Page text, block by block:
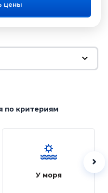
цены
по критериям
У моря